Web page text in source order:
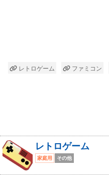
レトロゲーム ファミコン
レトロゲーム
家庭用 その他